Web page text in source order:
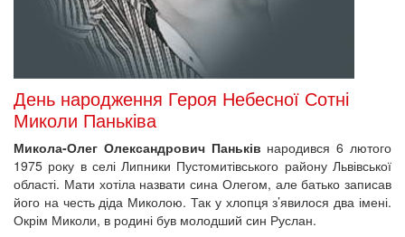
День народження Героя Небесної Сотні
Миколи Паньківа
Микола-Олег Олександрович Паньків народився 6 лютого
1975 року в селі Липники Пустомитівського району Львівської
області. Мати хотіла назвати сина Олегом, але батько записав
його на честь діда Миколою. Так у хлопця з’явилося два імені.
Окрім Миколи, в родині був молодший син Руслан.